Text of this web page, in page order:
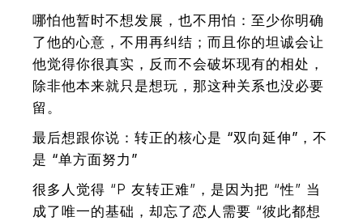
哪怕他暂时不想发展，也不用怕：至少你明确
了他的心意，不用再纠结；而且你的坦诚会让
他觉得你很真实，反而不会破坏现有的相处，
除非他本来就只是想玩，那这种关系也没必要
留。
最后想跟你说：转正的核心是 “双向延伸”，不
是 “单方面努力”
很多人觉得 “P 友转正难”，是因为把 “性” 当
成了唯一的基础，却忘了恋人需要 “彼此都想